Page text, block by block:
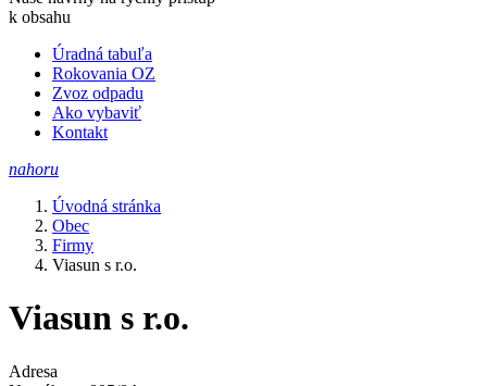
k obsahu
Úradná tabuľa
Rokovania OZ
Zvoz odpadu
Ako vybaviť
Kontakt
nahoru
Úvodná stránka
Obec
Firmy
Viasun s r.o.
Viasun s r.o.
Adresa